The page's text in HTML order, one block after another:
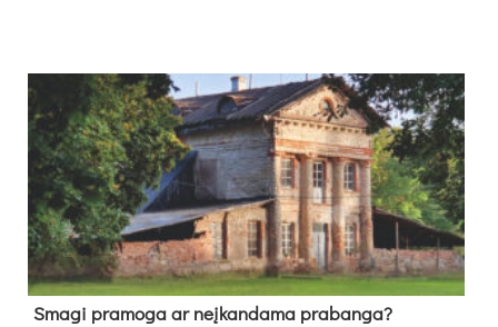
Sma­gi pra­mo­ga ar neį­kan­da­ma pra­ban­ga?